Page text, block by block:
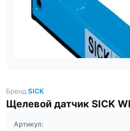
Бренд:SICK
Щелевой датчик SICK
Артикул: